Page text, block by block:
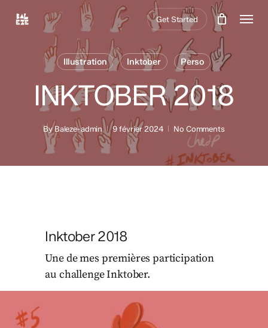
Get Started Menu
Illustration Inktober Perso
INKTOBER 2018
ByBaleze-admin 9 février 2024 No Comments
Inktober 2018
Une de mes premières participation
au challenge Inktober.